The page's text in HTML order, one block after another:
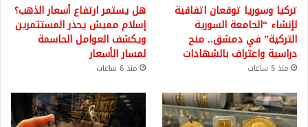
تركيا وسوريا توقعان اتفاقية
لإنشاء “الجامعة السورية
التركية” في دمشق.. منح
دراسية واعتراف بالشهادات
منذ 5 ساعات
هل يستمر ارتفاع أسعار الذهب؟
إسلام مميش يحذر المستثمرين
ويكشف العوامل الحاسمة
لمسار الأسعار
منذ 6 ساعات